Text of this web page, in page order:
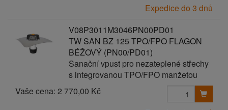
Expedice do 3 dnů
V08P3011M3046PN00PD01
TW SAN BZ 125 TPO/FPO FLAGON
BÉŽOVÝ (PN00/PD01)
Sanační vpust pro nezateplené střechy
s integrovanou TPO/FPO manžetou
Vaše cena: 2 770,00 Kč